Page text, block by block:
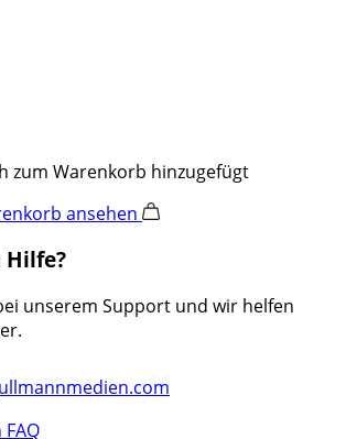
zum Warenkorb hinzugefügt
ansehen
Hilfe?
unserem Support und wir helfen